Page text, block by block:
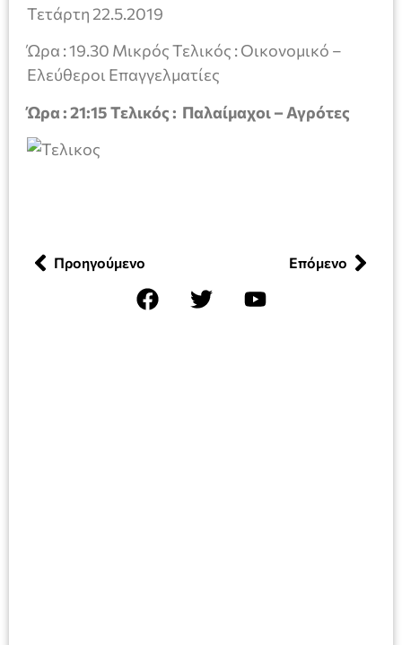
Τετάρτη 22.5.2019
Ώρα : 19.30 Μικρός Τελικός : Οικονομικό –
Ελεύθεροι Επαγγελματίες
Ώρα : 21:15 Τελικός : Παλαίμαχοι – Αγρότες
Προηγούμενο Επόμενο